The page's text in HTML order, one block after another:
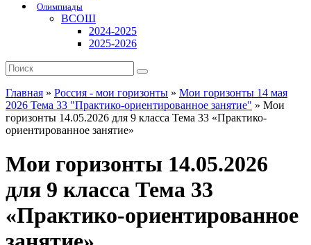
Олимпиады
ВСОШ
2024-2025
2025-2026
Главная » Россия - мои горизонты » Мои горизонты 14 мая
2026 Тема 33 "Практико-ориентированное занятие" » Мои
горизонты 14.05.2026 для 9 класса Тема 33 «Практико-
ориентированное занятие»
Мои горизонты 14.05.2026
для 9 класса Тема 33
«Практико-ориентированное